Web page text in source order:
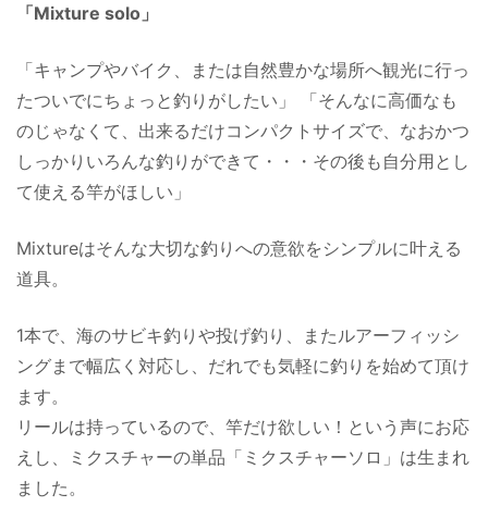
「Mixture solo」
「キャンプやバイク、または自然豊かな場所へ観光に行っ
たついでにちょっと釣りがしたい」 「そんなに高価なも
のじゃなくて、出来るだけコンパクトサイズで、なおかつ
しっかりいろんな釣りができて・・・その後も自分用とし
て使える竿がほしい」
Mixtureはそんな大切な釣りへの意欲をシンプルに叶える
道具。
1本で、海のサビキ釣りや投げ釣り、またルアーフィッシ
ングまで幅広く対応し、だれでも気軽に釣りを始めて頂け
ます。
リールは持っているので、竿だけ欲しい！という声にお応
えし、ミクスチャーの単品「ミクスチャーソロ」は生まれ
ました。